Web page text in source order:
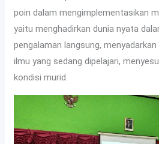
poin dalam mengimplementasikan
yaitu menghadirkan dunia nyata
pengalaman langsung,
ilmu yang sedang dipelajari,
kondisi murid.